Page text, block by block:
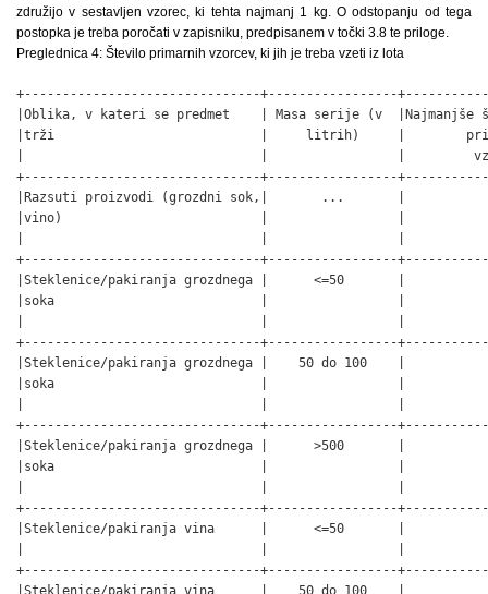
združijo v sestavljen vzorec, ki tehta najmanj 1 kg. O odstopanju od tega
postopka je treba poročati v zapisniku, predpisanem v točki 3.8 te priloge.
Preglednica 4: Število primarnih vzorcev, ki jih je treba vzeti iz lota
+-------------------------------+-----------------
|Oblika, v kateri se predmet    | Masa serije (v
|trži                           |     litrih)     |
|                               |                 |
+-------------------------------+-----------------
|Razsuti proizvodi (grozdni sok,|       ...       |
|vino)                          |                 |
+-------------------------------+-----------------
|Steklenice/pakiranja grozdnega |      <=50       |
|soka                           |                 |
+-------------------------------+-----------------
|Steklenice/pakiranja grozdnega |    50 do 100    |
|soka                           |                 |
+-------------------------------+-----------------
|Steklenice/pakiranja grozdnega |      >500       |
|soka                           |                 |
+-------------------------------+-----------------
|Steklenice/pakiranja vina      |      <=50       |
+-------------------------------+-----------------
|Steklenice/pakiranja vina      |    50 do 100    |